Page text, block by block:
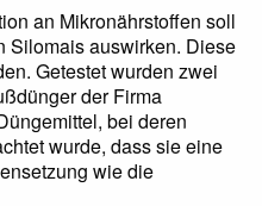
an Mikronährstoffen soll
Silomais auswirken. Diese
Getestet wurden zwei
der Firma
bei deren
wurde, dass sie eine
wie die